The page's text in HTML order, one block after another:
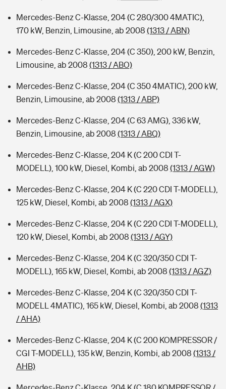
Mercedes-Benz C-Klasse, 204 (C 280/300 4MATIC),
170 kW, Benzin, Limousine, ab 2008 (1313 / ABN)
Mercedes-Benz C-Klasse, 204 (C 350), 200 kW, Benzin,
Limousine, ab 2008 (1313 / ABO)
Mercedes-Benz C-Klasse, 204 (C 350 4MATIC), 200 kW,
Benzin, Limousine, ab 2008 (1313 / ABP)
Mercedes-Benz C-Klasse, 204 (C 63 AMG), 336 kW,
Benzin, Limousine, ab 2008 (1313 / ABQ)
Mercedes-Benz C-Klasse, 204 K (C 200 CDI T-
MODELL), 100 kW, Diesel, Kombi, ab 2008 (1313 / AGW)
Mercedes-Benz C-Klasse, 204 K (C 220 CDI T-MODELL),
125 kW, Diesel, Kombi, ab 2008 (1313 / AGX)
Mercedes-Benz C-Klasse, 204 K (C 220 CDI T-MODELL),
120 kW, Diesel, Kombi, ab 2008 (1313 / AGY)
Mercedes-Benz C-Klasse, 204 K (C 320/350 CDI T-
MODELL), 165 kW, Diesel, Kombi, ab 2008 (1313 / AGZ)
Mercedes-Benz C-Klasse, 204 K (C 320/350 CDI T-
MODELL 4MATIC), 165 kW, Diesel, Kombi, ab 2008 (1313
/ AHA)
Mercedes-Benz C-Klasse, 204 K (C 200 KOMPRESSOR /
CGI T-MODELL), 135 kW, Benzin, Kombi, ab 2008 (1313 /
AHB)